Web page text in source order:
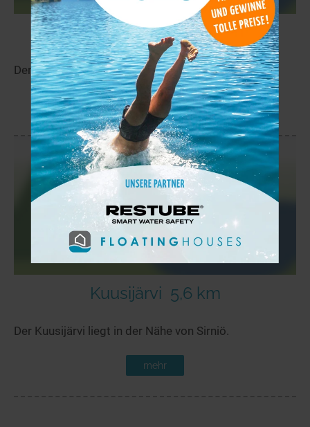
Tervajärvi 5,6 km
Der Tervajärvi liegt in der Nähe von Kynsilä.
mehr
Kuusijärvi 5,6 km
Der Kuusijärvi liegt in der Nähe von Sirniö.
mehr